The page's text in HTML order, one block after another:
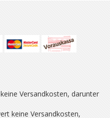
Versandkosten, darunter
keine Versandkosten,